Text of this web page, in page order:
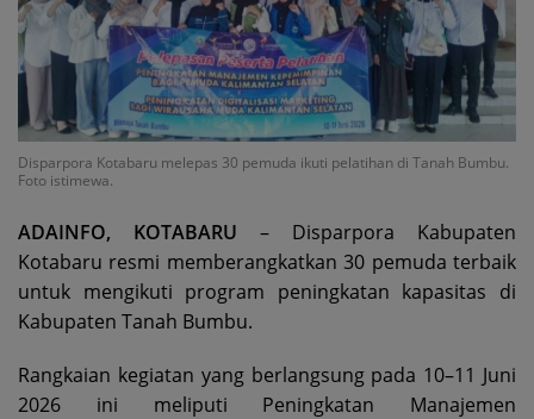
Disparpora Kotabaru melepas 30 pemuda ikuti pelatihan di Tanah Bumbu.
Foto istimewa.
ADAINFO, KOTABARU – Disparpora Kabupaten
Kotabaru resmi memberangkatkan 30 pemuda terbaik
untuk mengikuti program peningkatan kapasitas di
Kabupaten Tanah Bumbu.
Rangkaian kegiatan yang berlangsung pada 10–11 Juni
2026 ini meliputi Peningkatan Manajemen